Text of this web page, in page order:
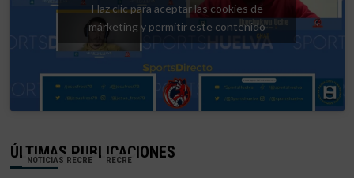
Haz clic para aceptar las cookies de
márketing y permitir este contenido
ÚLTIMAS PUBLICACIONES
NOTICIAS RECRE RECRE